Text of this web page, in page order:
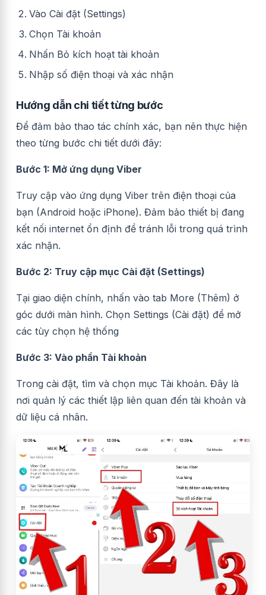
Vào Cài đặt (Settings)
Chọn Tài khoản
Nhấn Bỏ kích hoạt tài khoản
Nhập số điện thoại và xác nhận
Hướng dẫn chi tiết từng bước
Để đảm bảo thao tác chính xác, bạn nên thực hiện
theo từng bước chi tiết dưới đây:
Bước 1: Mở ứng dụng Viber
Truy cập vào ứng dụng Viber trên điện thoại của
bạn (Android hoặc iPhone). Đảm bảo thiết bị đang
kết nối internet ổn định để tránh lỗi trong quá trình
xác nhận.
Bước 2: Truy cập mục Cài đặt (Settings)
Tại giao diện chính, nhấn vào tab More (Thêm) ở
góc dưới màn hình. Chọn Settings (Cài đặt) để mở
các tùy chọn hệ thống
Bước 3: Vào phần Tài khoản
Trong cài đặt, tìm và chọn mục Tài khoản. Đây là
nơi quản lý các thiết lập liên quan đến tài khoản và
dữ liệu cá nhân.